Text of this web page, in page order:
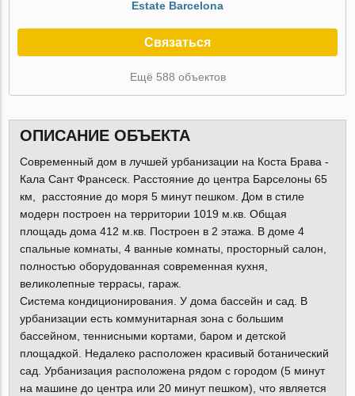
Estate Barcelona
Связаться
Ещё 588 объектов
ОПИСАНИЕ ОБЪЕКТА
Современный дом в лучшей урбанизации на Коста Брава -
Кала Сант Франсеск. Расстояние до центра Барселоны 65
км, расстояние до моря 5 минут пешком. Дом в стиле
модерн построен на территории 1019 м.кв. Общая
площадь дома 412 м.кв. Построен в 2 этажа. В доме 4
спальные комнаты, 4 ванные комнаты, просторный салон,
полностью оборудованная современная кухня,
великолепные террасы, гараж.
Система кондиционирования. У дома бассейн и сад. В
урбанизации есть коммунитарная зона с большим
бассейном, теннисными кортами, баром и детской
площадкой. Недалеко расположен красивый ботанический
сад. Урбанизация расположена рядом с городом (5 минут
на машине до центра или 20 минут пешком), что является